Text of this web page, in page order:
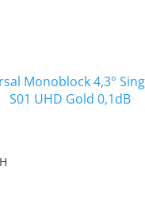
Monoblock 4,3°
S01 UHD Gold 0,1dB